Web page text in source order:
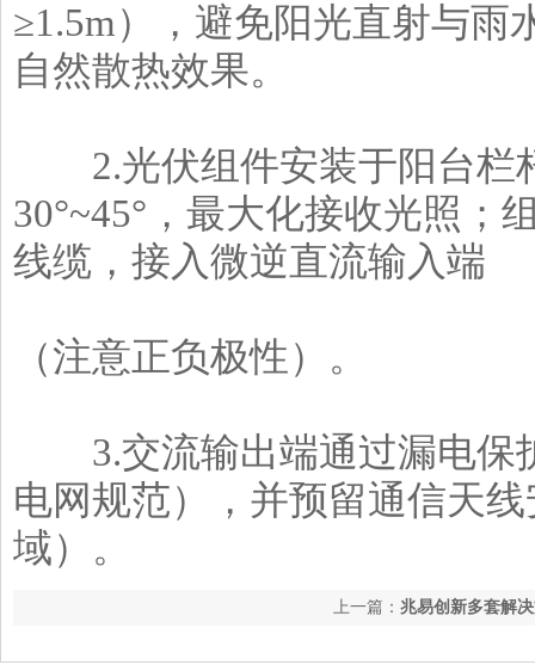
≥1.5m），避免阳光直射与雨
自然散热效果。
2.光伏组件安装于阳台栏
30°~45°，最大化接收光照；
线缆，接入微逆直流输入端
（注意正负极性）。
3.交流输出端通过漏电保
电网规范），并预留通信天
域）。
上一篇： 兆易创新多套解